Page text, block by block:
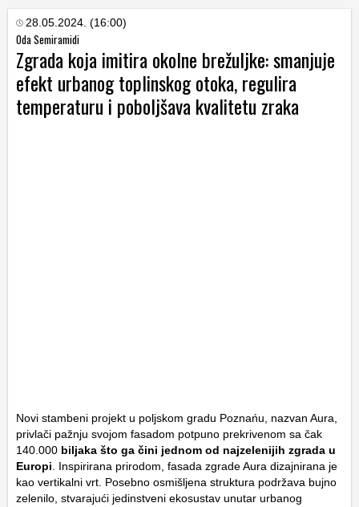
28.05.2024. (16:00)
Oda Semiramidi
Zgrada koja imitira okolne brežuljke: smanjuje
efekt urbanog toplinskog otoka, regulira
temperaturu i poboljšava kvalitetu zraka
Novi stambeni projekt u poljskom gradu Poznańu, nazvan Aura,
privlači pažnju svojom fasadom potpuno prekrivenom sa čak
140.000 biljaka što ga čini jednom od najzelenijih zgrada u
Europi . Inspirirana prirodom, fasada zgrade Aura dizajnirana je
kao vertikalni vrt. Posebno osmišljena struktura podržava bujno
zelenilo, stvarajući jedinstveni ekosustav unutar urbanog